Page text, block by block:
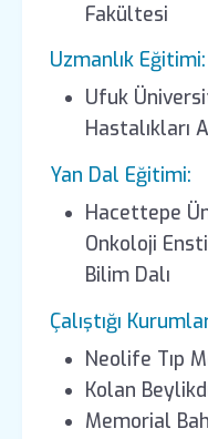
Fakültesi
Uzmanlık Eğitimi:
Ufuk
Hastalıkları
Yan Dal Eğitimi:
Hacettepe
Onkoloji
Bilim Dalı
Çalıştığı
Neolife Tıp
Kolan
Memorial